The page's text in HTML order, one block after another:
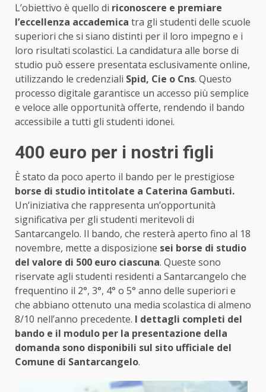
L’obiettivo è quello di riconoscere e premiare
l’eccellenza accademica tra gli studenti delle scuole
superiori che si siano distinti per il loro impegno e i
loro risultati scolastici. La candidatura alle borse di
studio può essere presentata esclusivamente online,
utilizzando le credenziali Spid, Cie o Cns. Questo
processo digitale garantisce un accesso più semplice
e veloce alle opportunità offerte, rendendo il bando
accessibile a tutti gli studenti idonei.
400 euro per i nostri figli
È stato da poco aperto il bando per le prestigiose
borse di studio intitolate a Caterina Gambuti.
Un’iniziativa che rappresenta un’opportunità
significativa per gli studenti meritevoli di
Santarcangelo. Il bando, che resterà aperto fino al 18
novembre, mette a disposizione sei borse di studio
del valore di 500 euro ciascuna. Queste sono
riservate agli studenti residenti a Santarcangelo che
frequentino il 2°, 3°, 4° o 5° anno delle superiori e
che abbiano ottenuto una media scolastica di almeno
8/10 nell’anno precedente. I dettagli completi del
bando e il modulo per la presentazione della
domanda sono disponibili sul sito ufficiale del
Comune di Santarcangelo.